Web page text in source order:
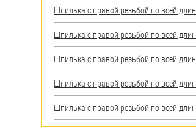
Шпилька с правой резьбой по всей
Шпилька с правой резьбой по всей
Шпилька с правой резьбой по всей
Шпилька с правой резьбой по всей
Шпилька с правой резьбой по всей